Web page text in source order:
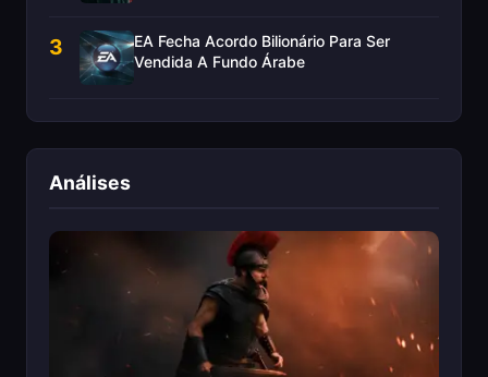
3
EA Fecha Acordo Bilionário Para Ser
Vendida A Fundo Árabe
Análises